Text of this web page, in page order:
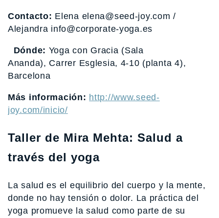
Contacto: Elena elena@seed-joy.com /
Alejandra info@corporate-yoga.es
Dónde: Yoga con Gracia (Sala
Ananda), Carrer Esglesia, 4-10 (planta 4),
Barcelona
Más información: http://www.seed-
joy.com/inicio/
Taller de Mira Mehta: Salud a
través del yoga
La salud es el equilibrio del cuerpo y la mente,
donde no hay tensión o dolor. La práctica del
yoga promueve la salud como parte de su